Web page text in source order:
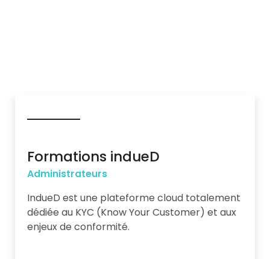
Formations indueD
Administrateurs
IndueD est une plateforme cloud totalement
dédiée au KYC (Know Your Customer) et aux
enjeux de conformité.